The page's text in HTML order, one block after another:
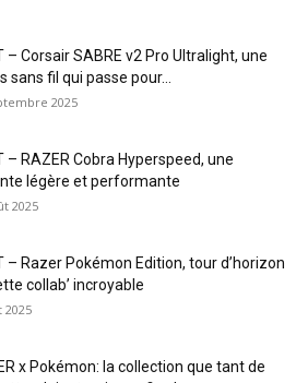
– Corsair SABRE v2 Pro Ultralight, une
sans fil qui passe pour...
2025
– RAZER Cobra Hyperspeed, une
légère et performante
2025
– Razer Pokémon Edition, tour d’horizon
collab’ incroyable
2025
x Pokémon: la collection que tant de